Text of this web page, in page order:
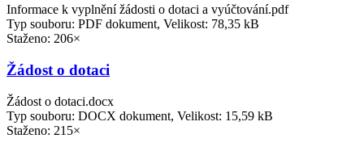
Informace k vyplnění žádosti o dotaci a vyúčtování.pdf
Typ souboru: PDF dokument, Velikost: 78,35 kB
Staženo: 206×
Žádost o dotaci
Žádost o dotaci.docx
Typ souboru: DOCX dokument, Velikost: 15,59 kB
Staženo: 215×